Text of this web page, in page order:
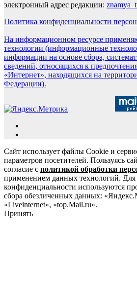
электронный адрес редакции:
Политика конфиденциальности
На информационном ресурсе
технологии (информационные
информации на основе сбора,
сведений, относящихся к
«Интернет», находящихся на
Федерации).
Сайт использует файлы Cookie и
параметров посетителей. Пользуясь
согласие с политикой обработки
применением данных технологий. Для
конфиденциальности используются
сбора обезличенных данных:
«Liveinternet», «top.Mail.ru».
Принять